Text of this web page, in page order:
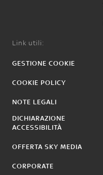
Link utili:
GESTIONE COOKIE
COOKIE POLICY
NOTE LEGALI
DICHIARAZIONE
ACCESSIBILITÀ
OFFERTA SKY MEDIA
CORPORATE